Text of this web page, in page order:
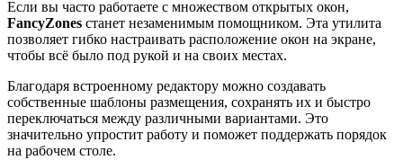
Если вы часто работаете с множеством открытых окон,
FancyZones станет незаменимым помощником. Эта утилита
позволяет гибко настраивать расположение окон на экране,
чтобы всё было под рукой и на своих местах.
Благодаря встроенному редактору можно создавать
собственные шаблоны размещения, сохранять их и быстро
переключаться между различными вариантами. Это
значительно упростит работу и поможет поддержать порядок
на рабочем столе.